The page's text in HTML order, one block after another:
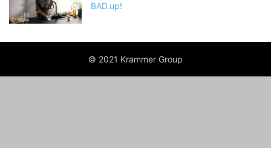
BAD.up!
© 2021 Krammer Group